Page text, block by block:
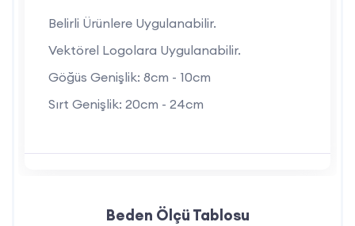
Lojistik ve Depo Çalışmaları:
uygun dayanıklı bir iş kıyafetidir.
Yol ve Trafik Çalışmaları:
Belirli Ürünlere Uygulanabilir.
Vektörel Logolara Uygulanabilir.
Göğüs Genişlik: 8cm - 10cm
Sırt Genişlik: 20cm - 24cm
Beden Ölçü Tablosu